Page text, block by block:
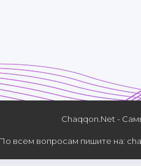
Chaqqon.Net -
всем вопросам пишите на: